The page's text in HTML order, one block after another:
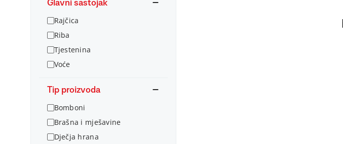
Glavni sastojak
Rajčica
Riba
Tjestenina
Voće
Tip proizvoda
Bomboni
Brašna i mješavine
Dječja hrana